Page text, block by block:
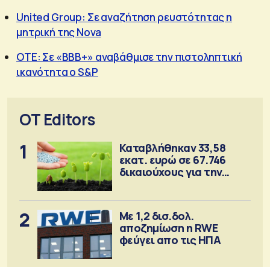
United Group: Σε αναζήτηση ρευστότητας η
μητρική της Nova
ΟΤΕ: Σε «ΒΒΒ+» αναβάθμισε την πιστοληπτική
ικανότητα ο S&P
OT Editors
1
Καταβλήθηκαν 33,58
εκατ. ευρώ σε 67.746
δικαιούχους για την
2
Με 1,2 δισ.δολ.
αποζημίωση η RWE
φεύγει απο τις ΗΠΑ